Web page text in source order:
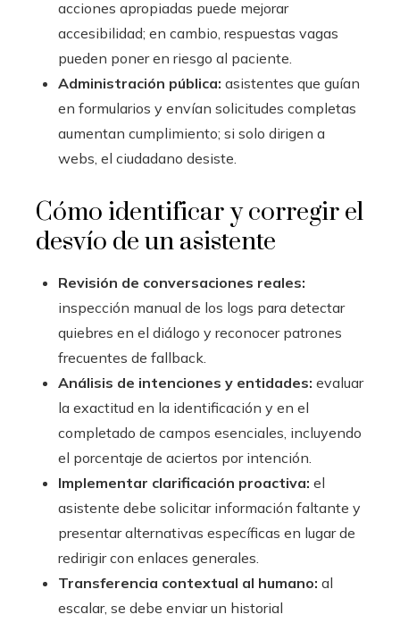
acciones apropiadas puede mejorar
accesibilidad; en cambio, respuestas vagas
pueden poner en riesgo al paciente.
Administración pública: asistentes que guían
en formularios y envían solicitudes completas
aumentan cumplimiento; si solo dirigen a
webs, el ciudadano desiste.
Cómo identificar y corregir el
desvío de un asistente
Revisión de conversaciones reales:
inspección manual de los logs para detectar
quiebres en el diálogo y reconocer patrones
frecuentes de fallback.
Análisis de intenciones y entidades: evaluar
la exactitud en la identificación y en el
completado de campos esenciales, incluyendo
el porcentaje de aciertos por intención.
Implementar clarificación proactiva: el
asistente debe solicitar información faltante y
presentar alternativas específicas en lugar de
redirigir con enlaces generales.
Transferencia contextual al humano: al
escalar, se debe enviar un historial